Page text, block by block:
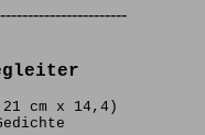
cm x 14,4)